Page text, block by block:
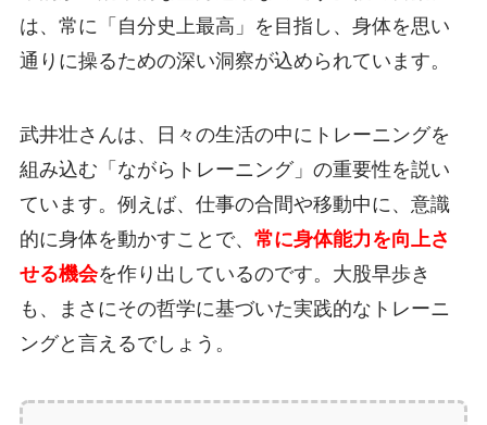
は、常に「自分史上最高」を目指し、身体を思い
通りに操るための深い洞察が込められています。
武井壮さんは、日々の生活の中にトレーニングを
組み込む「ながらトレーニング」の重要性を説い
ています。例えば、仕事の合間や移動中に、意識
的に身体を動かすことで、 常に身体能力を向上さ
せる機会を作り出しているのです。大股早歩き
も、まさにその哲学に基づいた実践的なトレーニ
ングと言えるでしょう。